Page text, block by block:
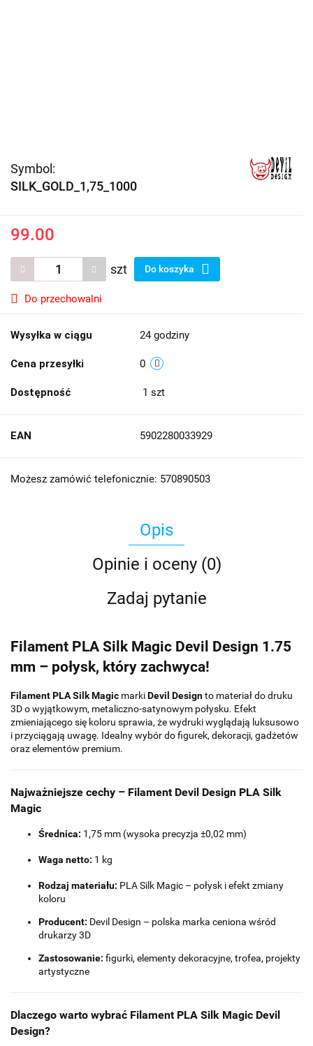
Symbol:
SILK_GOLD_1,75_1000
99.00
szt Do koszyka
Do przechowalni
Wysyłka w ciągu 24 godziny
Cena przesyłki 0
Dostępność 1 szt
EAN 5902280033929
Możesz zamówić telefonicznie: 570890503
Opis
Opinie i oceny (0)
Zadaj pytanie
Filament PLA Silk Magic Devil Design 1.75
mm – połysk, który zachwyca!
Filament PLA Silk Magic markiDevil Designto materiał do druku
3D o wyjątkowym, metaliczno-satynowym połysku. Efekt
zmieniającego się koloru sprawia, że wydruki wyglądają luksusowo
i przyciągają uwagę. Idealny wybór do figurek, dekoracji, gadżetów
oraz elementów premium.
Najważniejsze cechy – Filament Devil Design PLA Silk
Magic
Średnica: 1,75 mm (wysoka precyzja ±0,02 mm)
Waga netto: 1 kg
Rodzaj materiału: PLA Silk Magic – połysk i efekt zmiany
koloru
Producent: Devil Design – polska marka ceniona wśród
drukarzy 3D
Zastosowanie: figurki, elementy dekoracyjne, trofea, projekty
artystyczne
Dlaczego warto wybrać Filament PLA Silk Magic Devil
Design?